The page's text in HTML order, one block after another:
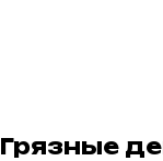
Грязные